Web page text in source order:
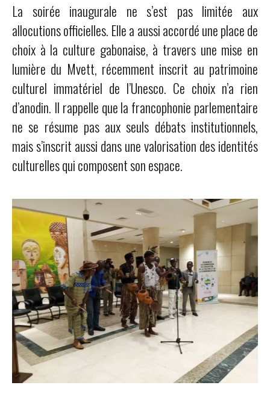
La soirée inaugurale ne s’est pas limitée aux
allocutions officielles. Elle a aussi accordé une place de
choix à la culture gabonaise, à travers une mise en
lumière du Mvett, récemment inscrit au patrimoine
culturel immatériel de l’Unesco. Ce choix n’a rien
d’anodin. Il rappelle que la francophonie parlementaire
ne se résume pas aux seuls débats institutionnels,
mais s’inscrit aussi dans une valorisation des identités
culturelles qui composent son espace.